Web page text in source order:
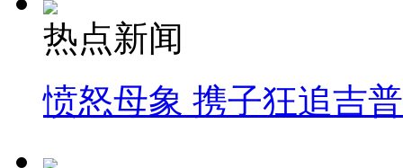
热点新闻
愤怒母象 携子狂追吉